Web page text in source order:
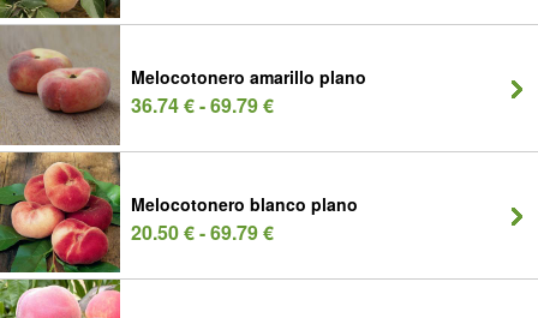
Melocotonero amarillo plano
36.74 € - 69.79 €
Melocotonero blanco plano
20.50 € - 69.79 €